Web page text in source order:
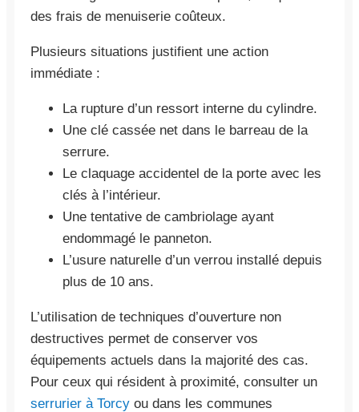
des frais de menuiserie coûteux.
Plusieurs situations justifient une action
immédiate :
La rupture d’un ressort interne du cylindre.
Une clé cassée net dans le barreau de la
serrure.
Le claquage accidentel de la porte avec les
clés à l’intérieur.
Une tentative de cambriolage ayant
endommagé le panneton.
L’usure naturelle d’un verrou installé depuis
plus de 10 ans.
L’utilisation de techniques d’ouverture non
destructives permet de conserver vos
équipements actuels dans la majorité des cas.
Pour ceux qui résident à proximité, consulter un
serrurier à Torcy ou dans les communes